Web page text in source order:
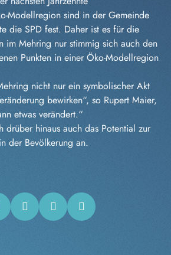
Modellregion sind in der Gemeinde
die SPD fest. Daher ist es für die
im Mehring nur stimmig sich auch den
Punkten in einer Öko-Modellregion
nicht nur ein symbolischer Akt
bewirken“, so Rupert Maier,
etwas verändert.“
drüber hinaus auch das Potential zur
der Bevölkerung an.